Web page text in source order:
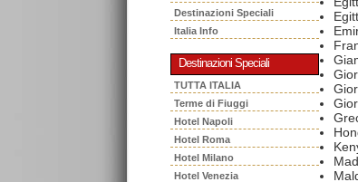
Destinazioni Speciali
Italia Info
Destinazioni Speciali
TUTTA ITALIA
Terme di Fiuggi
Hotel Napoli
Hotel Roma
Hotel Milano
Hotel Venezia